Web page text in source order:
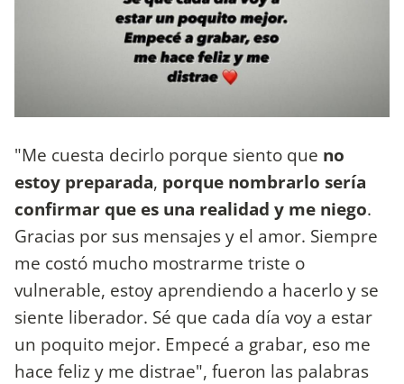
"Me cuesta decirlo porque siento que no
estoy preparada, porque nombrarlo sería
confirmar que es una realidad y me niego.
Gracias por sus mensajes y el amor. Siempre
me costó mucho mostrarme triste o
vulnerable, estoy aprendiendo a hacerlo y se
siente liberador. Sé que cada día voy a estar
un poquito mejor. Empecé a grabar, eso me
hace feliz y me distrae", fueron las palabras